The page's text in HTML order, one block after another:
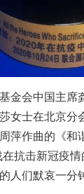
金会中国主席
女士在北京分
萍作曲的《和
抗击新冠疫
人们默哀一分